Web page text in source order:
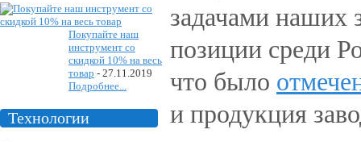
Покупайте наш
инструмент со
скидкой 10% на весь
товар - 27.11.2019
Подробнее...
Технологии
задачами
позиции среди
что было
и продукция